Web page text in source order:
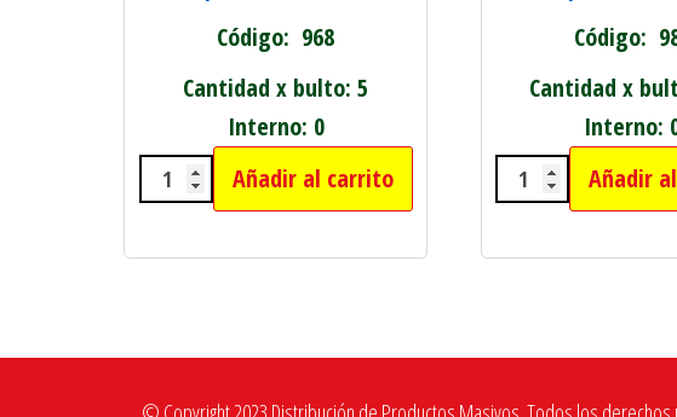
Código: 968
Cantidad x bulto: 5
Interno: 0
COCHECITO DE PASEO PARA BEBES
Añadir al carrito
Código:
Cantidad x
Interno:
MAQUINA
Añadir